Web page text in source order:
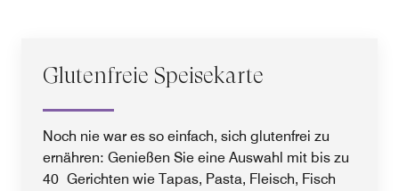
Glutenfreie Speisekarte
Noch nie war es so einfach, sich glutenfrei zu
ernähren: Genießen Sie eine Auswahl mit bis zu
40 Gerichten wie Tapas, Pasta, Fleisch, Fisch